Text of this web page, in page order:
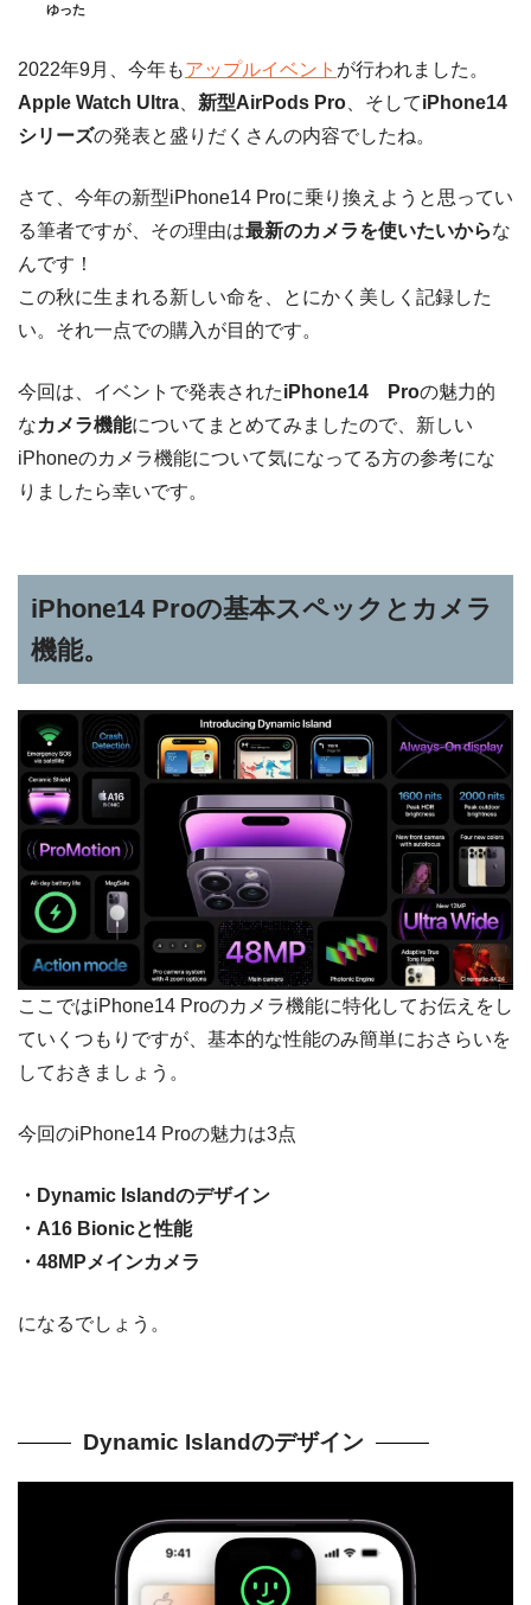
ゆった
2022年9月、今年もアップルイベント が行われました。
Apple Watch Ultra
新型AirPods Pro 、そしてiPhone14
シリーズの発表と盛りだくさんの内容でしたね。
さて、今年の新型iPhone14 Proに乗り換えようと思ってい
る筆者ですが、その理由は最新のカメラを使いたいからな
んです！
この秋に生まれる新しい命を、とにかく美しく記録した
い。それ一点での購入が目的です。
今回は、イベントで発表されたiPhone14 Proの魅力的
なカメラ機能についてまとめてみましたので、新しい
iPhoneのカメラ機能について気になってる方の参考にな
りましたら幸いです。
iPhone14 Proの基本スペックとカメラ
機能。
ここではiPhone14 Proのカメラ機能に特化してお伝えをし
ていくつもりですが、基本的な性能のみ簡単におさらいを
しておきましょう。
今回のiPhone14 Proの魅力は3点
・Dynamic Islandのデザイン
・A16 Bionicと性能
・48MPメインカメラ
になるでしょう。
Dynamic Islandのデザイン